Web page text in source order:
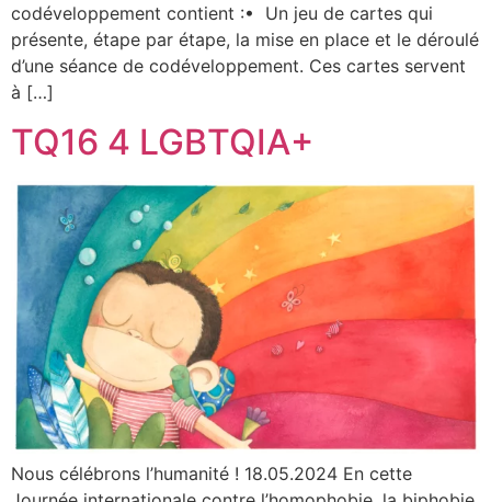
codéveloppement contient :• Un jeu de cartes qui
présente, étape par étape, la mise en place et le déroulé
d’une séance de codéveloppement. Ces cartes servent
à […]
TQ16 4 LGBTQIA+
Nous célébrons l’humanité ! 18.05.2024 En cette